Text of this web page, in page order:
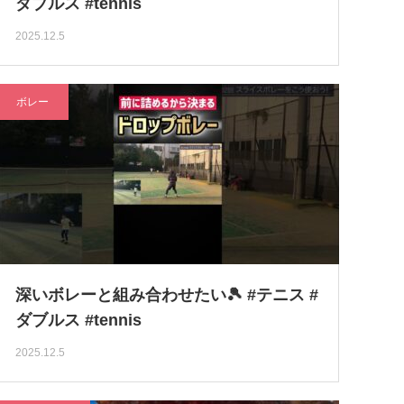
ダブルス #tennis
2025.12.5
ボレー
深いボレーと組み合わせたい🎾 #テニス #
ダブルス #tennis
2025.12.5